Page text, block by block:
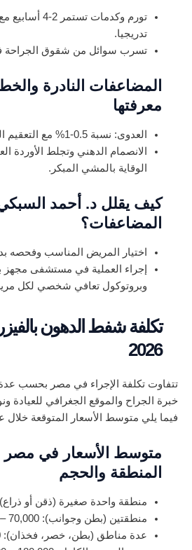
تورم وكدمات
تدريجيا.
تسرب سوائل من شقوق الجراحة في
المضاعفات النادرة
معرفتها
العدوى: نسبة 0.5-1% مع التعقيم الجيد.
الانصمام الدهني وتجلط الأوردة
الوقاية بالمشي المبكر.
كيف يقلل د. أحمد
المضاعفات؟
اختيار المريض المناسب وفحصه
إجراء العملية في مستشفى مجهز
وبروتوكول تعافي شخصي لكل
تكلفة شفط الدهون
2026
تتفاوت تكلفة الإجراء في مصر بحسب عدة
خبرة الجراح والموقع الجغرافي للعيادة
فيما يلي متوسط الأسعار المتوقعة خلال عام 2026 استرشادا
متوسط الأسعار في
المنطقة والحجم
منطقة واحدة صغيرة (ذقن أو ذراع): 30,000 – 50,000
منطقتين (بطن وجوانب): 70,000 – 110,000 جنيه.
عدة مناطق (بطن، خصر، فخذان): 120,000 – 200,000 جنيه.